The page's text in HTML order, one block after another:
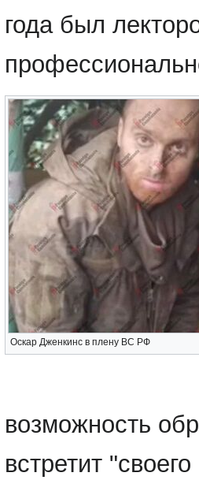
года был
Оскар Дженкинс в плену ВС РФ
возможность
встретит